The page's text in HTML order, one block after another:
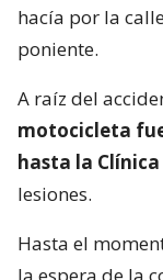
hacía por la
poniente.
A raíz del
motocicleta
hasta la Clínica
lesiones.
Hasta el
la espera de la